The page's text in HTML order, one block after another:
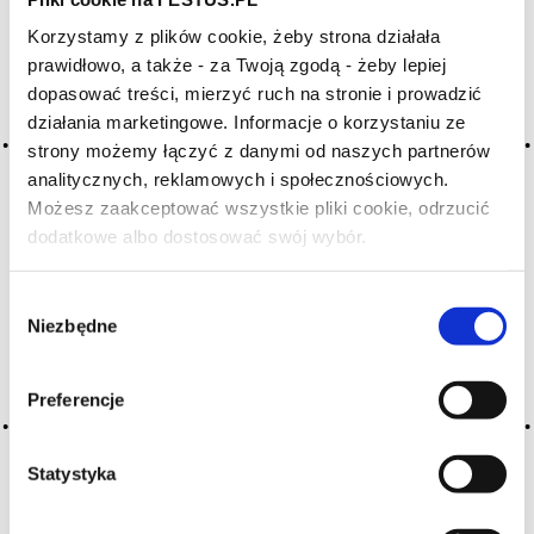
Korzystamy z plików cookie, żeby strona działała
prawidłowo, a także - za Twoją zgodą - żeby lepiej
dopasować treści, mierzyć ruch na stronie i prowadzić
działania marketingowe. Informacje o korzystaniu ze
strony możemy łączyć z danymi od naszych partnerów
analitycznych, reklamowych i społecznościowych.
Możesz zaakceptować wszystkie pliki cookie, odrzucić
dodatkowe albo dostosować swój wybór.
zgody
Niezbędne
Preferencje
Statystyka
Czy masz ukończone 18 lat?
Archiwum wpisów tagu: troene
liguster
2016-05-10
aromat kwiatowy niektórych win białych lub czerwonych;
dawniej owoców l. i czarnego bzu używano do barwienia win,
CZYTAJ WIĘCEJ